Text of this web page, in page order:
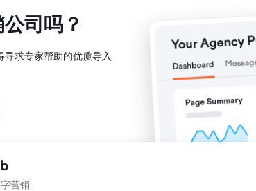
司吗？
求专家帮助的优质导入
营销